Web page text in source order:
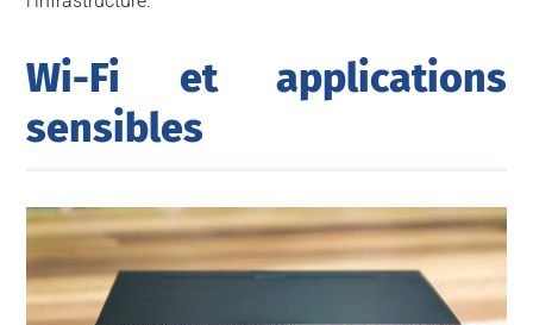
Wi-Fi et applications
sensibles